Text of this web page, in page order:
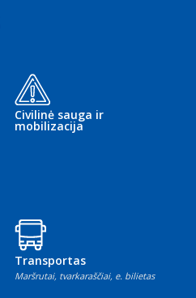
Civilinė sauga ir
mobilizacija
Transportas
Maršrutai, tvarkaraščiai, e. bilietas